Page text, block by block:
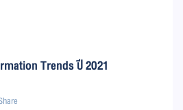
Trends ปี 2021